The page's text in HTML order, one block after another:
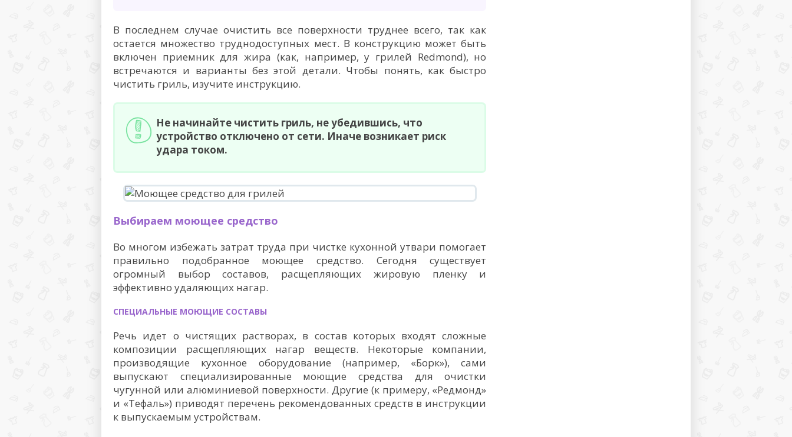
В последнем случае очистить все поверхности труднее всего, так как
остается множество труднодоступных мест. В конструкцию может быть
включен приемник для жира (как, например, у грилей Redmond), но
встречаются и варианты без этой детали. Чтобы понять, как быстро
чистить гриль, изучите инструкцию.
Не начинайте чистить гриль, не убедившись, что
устройство отключено от сети. Иначе возникает риск
удара током.
Выбираем моющее средство
Во многом избежать затрат труда при чистке кухонной утвари помогает
правильно подобранное моющее средство. Сегодня существует
огромный выбор составов, расщепляющих жировую пленку и
эффективно удаляющих нагар.
СПЕЦИАЛЬНЫЕ МОЮЩИЕ СОСТАВЫ
Речь идет о чистящих растворах, в состав которых входят сложные
композиции расщепляющих нагар веществ. Некоторые компании,
производящие кухонное оборудование (например, «Борк»), сами
выпускают специализированные моющие средства для очистки
чугунной или алюминиевой поверхности. Другие (к примеру, «Редмонд»
и «Тефаль») приводят перечень рекомендованных средств в инструкции
к выпускаемым устройствам.